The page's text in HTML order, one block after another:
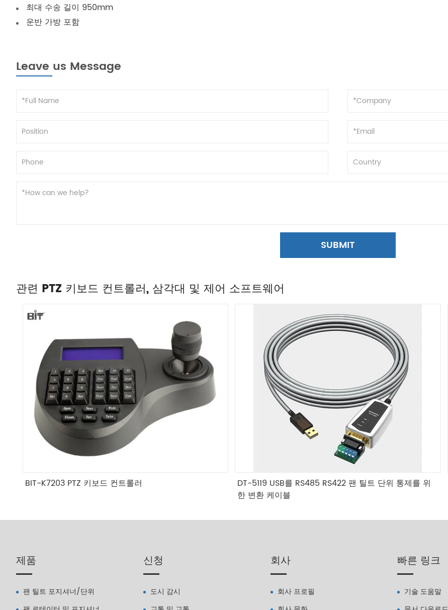
최대 수송 길이 950mm
운반 가방 포함
Leave us Message
SUBMIT
관련 PTZ 키보드 컨트롤러, 삼각대 및 제어 소프트웨어
BIT-K7203 PTZ 키보드 컨트롤러
DT-5119 USB를 RS485 RS422 팬 틸트 단위 통제를 위
한 변환 케이블
제품
팬 틸트 포지셔너/단위
신청
도시 감시
회사
회사 프로필
빠른 링크
기술 도움말